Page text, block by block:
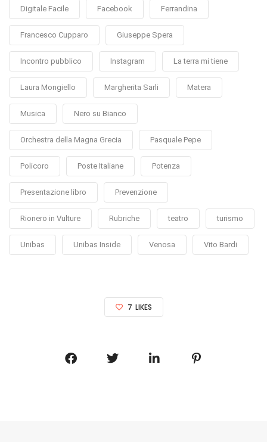
Digitale Facile Facebook Ferrandina
Francesco Cupparo Giuseppe Spera
Incontro pubblico Instagram La terra mi tiene
Laura Mongiello Margherita Sarli Matera
Musica Nero su Bianco
Orchestra della Magna Grecia Pasquale Pepe
Policoro Poste Italiane Potenza
Presentazione libro Prevenzione
Rionero in Vulture Rubriche teatro turismo
Unibas Unibas Inside Venosa Vito Bardi
7 LIKES